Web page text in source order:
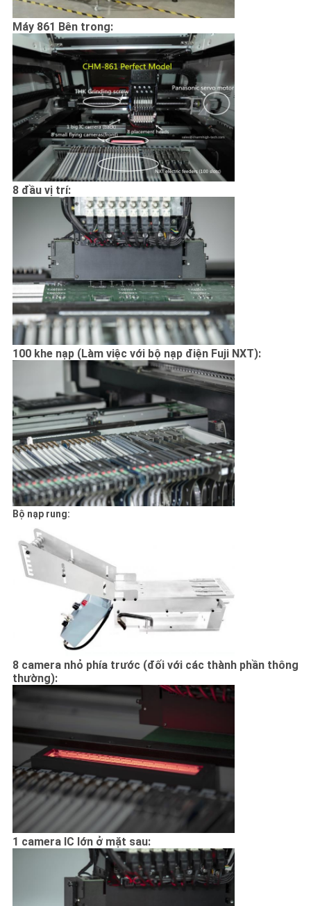
Máy 861 Bên trong:
8 đầu vị trí:
100 khe nạp (Làm việc với bộ nạp điện Fuji NXT):
Bộ nạp rung:
8 camera nhỏ phía trước (đối với các thành phần thông
thường):
1 camera IC lớn ở mặt sau: